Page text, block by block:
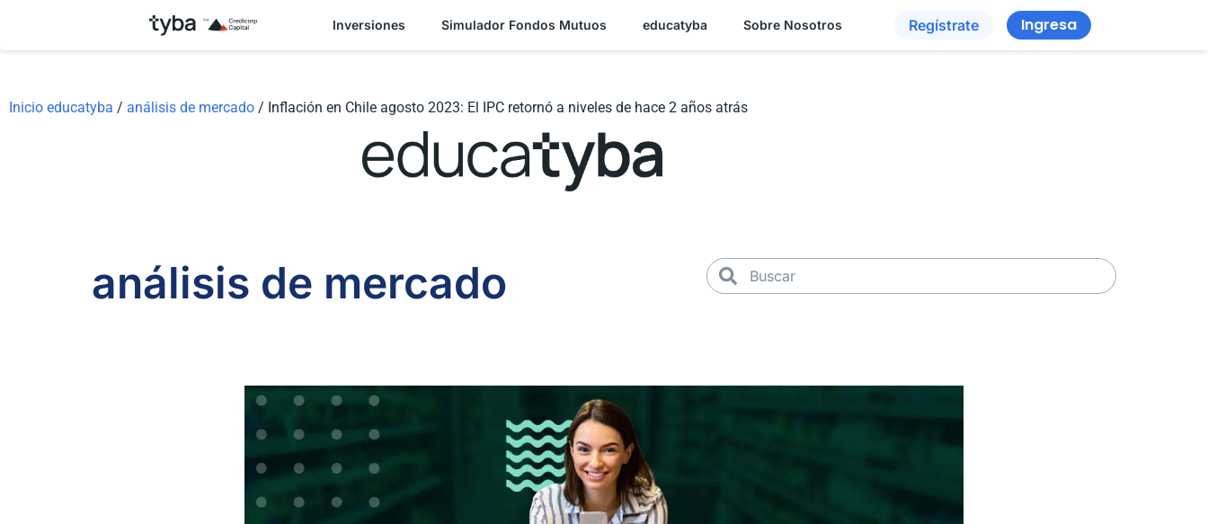
Inversiones Simulador Fondos Mutuos educatyba Sobre Nosotros Regístrate Ingresa
Inicio educatyba / análisis de mercado / Inflación en Chile agosto 2023: El IPC retornó a niveles de hace 2 años atrás
análisis de mercado